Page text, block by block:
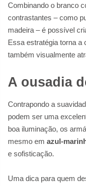
Combinando o branco
contrastantes – como
madeira – é possível
Essa estratégia torna a
também visualmente
A ousadia
Contrapondo a
podem ser uma
boa iluminação, os
mesmo em azul-
e sofisticação.
Uma dica para quem